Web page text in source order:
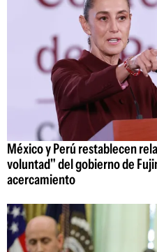
México y Perú restablecen
voluntad" del gobierno de
acercamiento